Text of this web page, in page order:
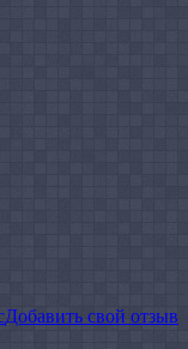
Добавить свой отзыв